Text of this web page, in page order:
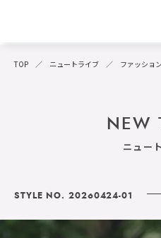
TOP ニュートライブ ファッショ
NEW
ニュー
STYLE NO. 20260424-01